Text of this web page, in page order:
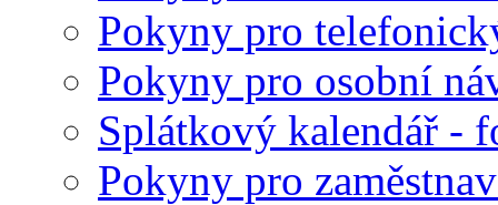
Pokyny pro
Pokyny pro osobní
Splátkový kalendář -
Pokyny pro